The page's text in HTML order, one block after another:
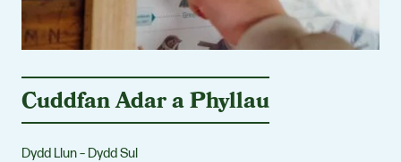
Cuddfan Adar a Phyllau
Dydd Llun – Dydd Sul